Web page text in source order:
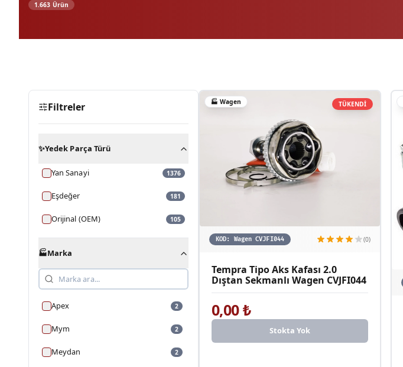
1.663 Ürün
Filtreler
✨Yedek Parça Türü
Yan Sanayi 1376
Eşdeğer 181
Orijinal (OEM) 105
🏭Marka
Apex 2
Mym 2
Meydan 2
TÜKENDİ
🏭Wagen
KOD: Wagen CVJFI044 (0)
Tempra Tipo Aks Kafası 2.0
Dıştan Sekmanlı Wagen CVJFI044
0,00₺
Stokta Yok